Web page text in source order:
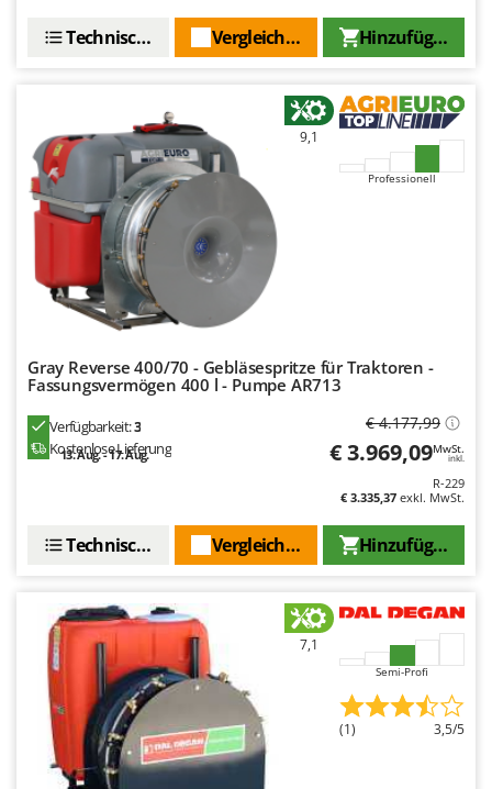
Novital
O
Officine Savioli
Oliviero
OMA
Omas
Ooni
Outdoorchef
Palumbo Pavi
Paterlini
Philips
Pramac
Prismafood
R.G.V.
Hinzufügen
Vergleichen Sie
Technische Daten
9,1
Professionell
Gray Reverse 400/70 - Gebläsespritze für Traktoren -
Fassungsvermögen 400 l - Pumpe AR713
Verfügbarkeit:3
Kostenlose Lieferung
13. Aug. - 17. Aug.
€ 4.177,99
€ 3.969,09MwSt.
inkl.
R-229
€ 3.335,37 exkl. MwSt.
Hinzufügen
Vergleichen Sie
Technische Daten
7,1
Semi-Profi
(1) 3,5/5